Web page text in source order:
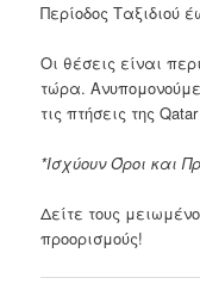
Περίοδος Ταξιδιού
Οι θέσεις είναι
τώρα.
τις πτήσεις της
*Ισχύουν Όροι και
Δείτε τους
προορισμούς!